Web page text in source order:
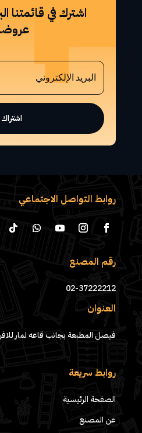
اشترك في قائمتنا
اشتراك
روابط التواصل الاجتماعي
رقم المصنع
02-37222212
العنوان
فيصل المطبعة بجانب قاعه لمار
روابط سريعة
الصفحة الرئيسية
عن المصنع